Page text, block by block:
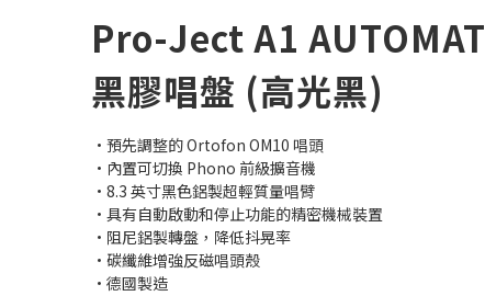
Pro-Ject A1 AUTOMAT
黑膠唱盤 (高光黑)
•預先調整的 Ortofon OM10 唱頭
•內置可切換 Phono 前級擴音機
•8.3 英寸黑色鋁製超輕質量唱臂
•具有自動啟動和停止功能的精密機械裝置
•阻尼鋁製轉盤，降低抖晃率
•碳纖維增強反磁唱頭殼
•德國製造